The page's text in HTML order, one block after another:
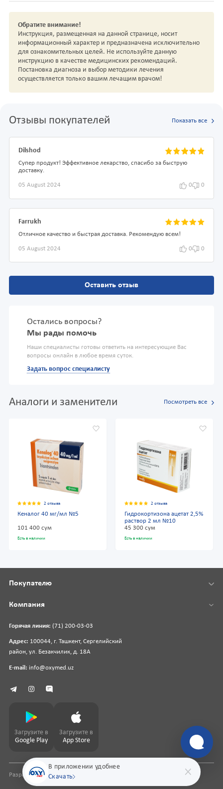
Обратите внимание!
Инструкция, размещенная на данной странице, носит
информационный характер и предназначена исключительно
для ознакомительных целей. Не используйте данную
инструкцию в качестве медицинских рекомендаций.
Постановка диагноза и выбор методики лечения
осуществляется только вашим лечащим врачом!
Отзывы покупателей Показать все
Dilshod
Супер продукт! Эффективное лекарство, спасибо за быструю
доставку.
05 August 2024 0 0
Farrukh
Отличное качество и быстрая доставка. Рекомендую всем!
05 August 2024 0 0
Оставить отзыв
Остались вопросы?
Мы рады помочь
Наши специалисты готовы ответить на интересующие Вас
вопросы онлайн в любое время суток.
Задать вопрос специалисту
Аналоги и заменители Посмотреть все
2 отзыва
Кеналог 40 мг/мл №5
101 400 сум
Есть в наличии
2 отзыва
Гидрокортизона ацетат 2,5%
раствор 2 мл №10
45 300 сум
Есть в наличии
В приложении удобнее
Скачать
Горячая линия: (71) 200-03-03
Адрес: 100044, г. Ташкент, Сергелийский
район, ул. Безакчилик, д. 18А
E-mail: info@oxymed.uz
Покупателю
Компания
Загрузите в
Google Play
Загрузите в
App Store
Разработка сайтаpharmit.uz